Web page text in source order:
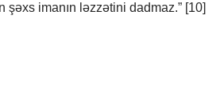
şәхs imаnın lәzzәtini dаdmаz.” [10]